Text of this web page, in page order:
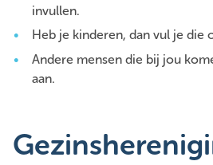
invullen.
Heb je kinderen, dan vul je die
Andere mensen die bij jou
aan.